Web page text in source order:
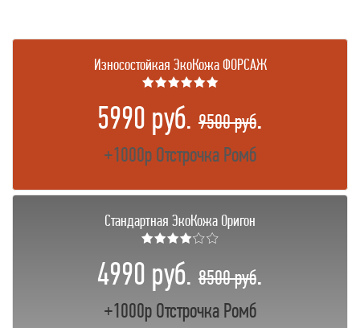
Износостойкая ЭкоКожа ФОРСАЖ
★★★★★★
5990 руб. 9500 руб.
+1000р Отстрочка Ромб
Стандартная ЭкоКожа Оригон
★★★★☆☆
4990 руб. 8500 руб.
+1000р Отстрочка Ромб